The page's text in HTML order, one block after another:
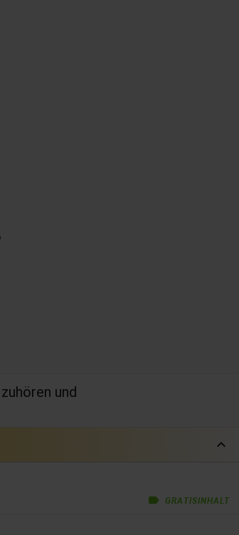
und
expand_less
label GRATISINHALT